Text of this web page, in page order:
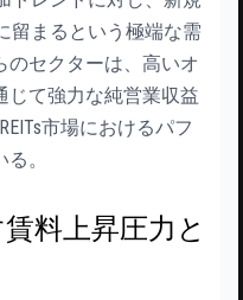
留まるという極端な需
のセクターは、高いオ
じて強力な純営業収益
市場におけるパフ
。
料上昇圧力と